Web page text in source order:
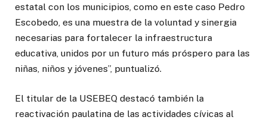
estatal con los municipios, como en este caso Pedro
Escobedo, es una muestra de la voluntad y sinergia
necesarias para fortalecer la infraestructura
educativa, unidos por un futuro más próspero para las
niñas, niños y jóvenes”, puntualizó.
El titular de la USEBEQ destacó también la
reactivación paulatina de las actividades cívicas al